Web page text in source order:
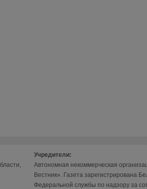
Учредители:
Автономная некоммерческая
Вестник». Газета зарегистрирована
Федеральной службы по надзору за